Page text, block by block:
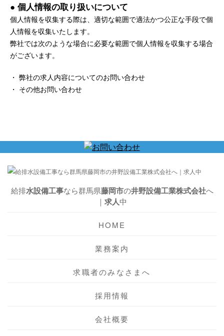
● 個人情報の取り扱いについて
個人情報を収集する際は、適切な範囲で適法かつ公正な手段で個
人情報を収集いたします。
弊社では次のような場合に必要な範囲で個人情報を収集する場合
がございます。
・ 弊社の求人内容についてのお問い合わせ
・ その他お問い合わせ
給排水設備工事なら群馬県藤岡市の井野設備工業株式会社へ
｜ 求人中
HOME
業務案内
求職者のみなさまへ
採用情報
会社概要